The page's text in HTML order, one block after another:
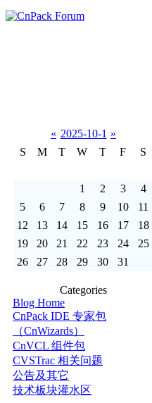
« 2025-10-1 »
S
M T W T F S
1 2 3
4
5
6 7 8 9 10
11
12
13 14 15 16 17
18
19
20 21 22 23 24
25
26
27 28 29 30 31
Categories
Blog Home
CnPack IDE 专家包
（CnWizards）
CnVCL 组件包
CVSTrac 相关问题
公告及其它
技术板块灌水区